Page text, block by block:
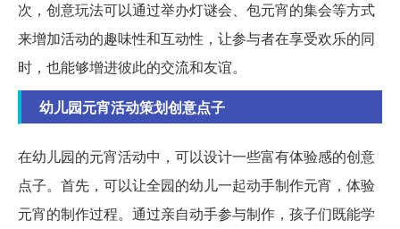
次，创意玩法可以通过举办灯谜会、包元宵的集会等方式
来增加活动的趣味性和互动性，让参与者在享受欢乐的同
时，也能够增进彼此的交流和友谊。
幼儿园元宵活动策划创意点子
在幼儿园的元宵活动中，可以设计一些富有体验感的创意
点子。首先，可以让全园的幼儿一起动手制作元宵，体验
元宵的制作过程。通过亲自动手参与制作，孩子们既能学